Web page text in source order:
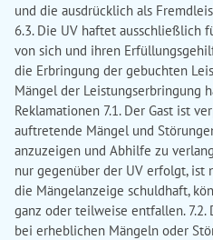
und die ausdrücklich als
6.3. Die UV haftet ausschließlich
von sich und ihren
die Erbringung der gebuchten
Mängel der Leistungserbringung
Reklamationen 7.1. Der Gast ist
auftretende Mängel und
anzuzeigen und Abhilfe zu
nur gegenüber der UV erfolgt, ist
die Mängelanzeige schuldhaft,
ganz oder teilweise entfallen. 7.2.
bei erheblichen Mängeln oder